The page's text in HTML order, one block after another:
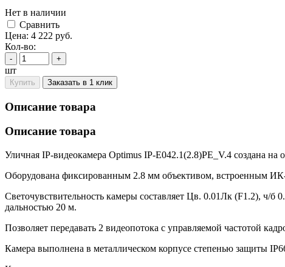
Нет в наличии
Cравнить
Цена: 4 222 руб.
Кол-во:
- +
шт
Купить Заказать в 1 клик
Описание товара
Описание товара
Уличная IP-видеокамера Optimus IP-E042.1(2.8)PE_V.4 создана
Оборудована фиксированным 2.8 мм объективом, встроенным
Светочувствительность камеры составляет Цв. 0.01Лк (F1.2),
дальностью 20 м.
Позволяет передавать 2 видеопотока с управляемой частотой
Камера выполнена в металлическом корпусе степенью защиты